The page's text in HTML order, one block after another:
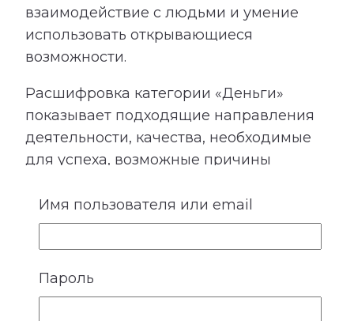
взаимодействие с людьми и умение
использовать открывающиеся
возможности.
Расшифровка категории «Деньги»
показывает подходящие направления
деятельности, качества, необходимые
для успеха, возможные причины
препятствия для заработка и условия
более устойчивого денежного потока.
Сопоставление этой категории с
талантами помогает лучше понять, в
каких направлениях способности могут
Имя пользователя или email
Пароль